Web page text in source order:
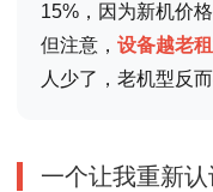
15%，因为新机价
但注意， 设备越老
人少了，老机型反而
一个让我重新